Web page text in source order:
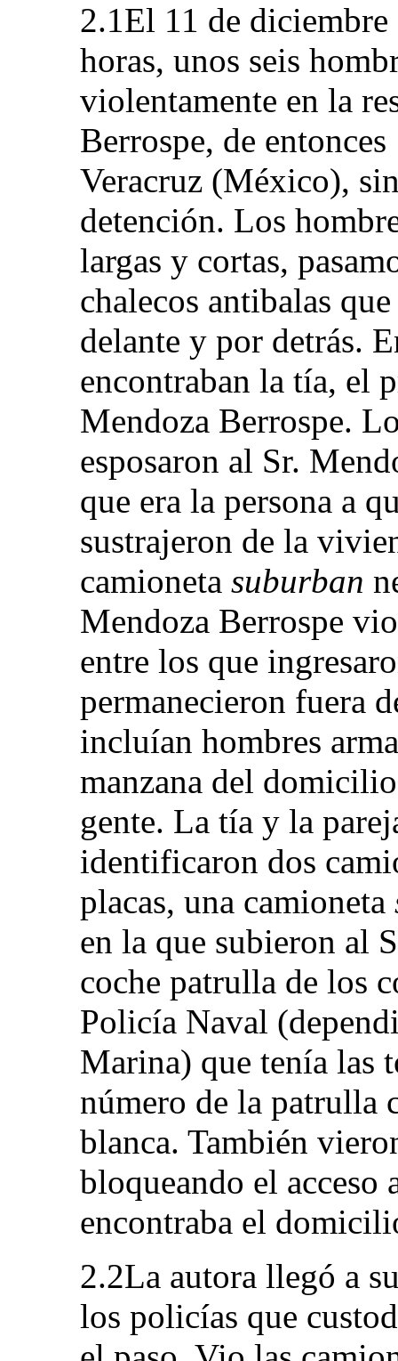
2.1El 11 de
horas, unos seis
violentamente en la
Berrospe, de
Veracruz (México),
detención. Los
largas y cortas,
chalecos antibalas
delante y por detrás.
encontraban la tía, el
Mendoza Berrospe.
esposaron al Sr.
que era la persona a
sustrajeron de la
camioneta suburban
Mendoza Berrospe
entre los que
permanecieron fuera
incluían hombres
manzana del
gente. La tía y la
identificaron dos
placas, una camioneta
en la que subieron al
coche patrulla de los
Policía Naval
Marina) que tenía las
número de la patrulla
blanca. También
bloqueando el acceso
encontraba el
2.2La autora llegó a
los policías que